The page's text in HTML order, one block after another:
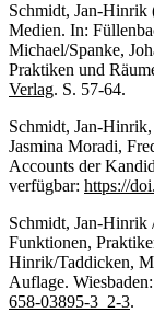
Schmidt, Jan-Hinrik
Medien. In:
Michael/Spanke,
Praktiken und
Verlag. S. 57-64.
Schmidt, Jan-
Jasmina Moradi,
Accounts der
verfügbar: https://
Schmidt, Jan-Hinrik
Funktionen,
Hinrik/Taddicken,
Auflage.
658-03895-3_2-3.